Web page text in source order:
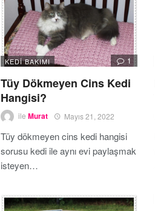
KEDI BAKIMI 1
Tüy Dökmeyen Cins Kedi
Hangisi?
ile Murat Mayıs 21, 2022
Tüy dökmeyen cins kedi hangisi
sorusu kedi ile aynı evi paylaşmak
isteyen…